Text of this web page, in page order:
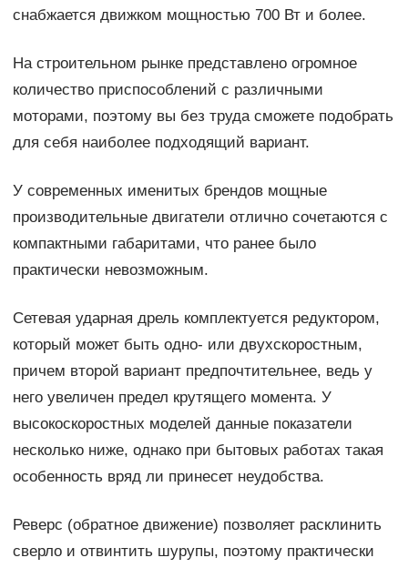
снабжается движком мощностью 700 Вт и более.
На строительном рынке представлено огромное
количество приспособлений с различными
моторами, поэтому вы без труда сможете подобрать
для себя наиболее подходящий вариант.
У современных именитых брендов мощные
производительные двигатели отлично сочетаются с
компактными габаритами, что ранее было
практически невозможным.
Сетевая ударная дрель комплектуется редуктором,
который может быть одно- или двухскоростным,
причем второй вариант предпочтительнее, ведь у
него увеличен предел крутящего момента. У
высокоскоростных моделей данные показатели
несколько ниже, однако при бытовых работах такая
особенность вряд ли принесет неудобства.
Реверс (обратное движение) позволяет расклинить
сверло и отвинтить шурупы, поэтому практически